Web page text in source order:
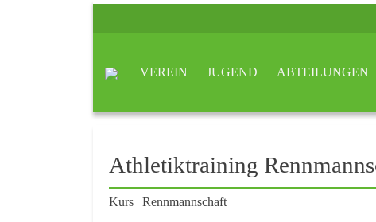
VEREIN JUGEND ABTEILUNGEN
Athletiktraining
Kurs | Rennmannschaft